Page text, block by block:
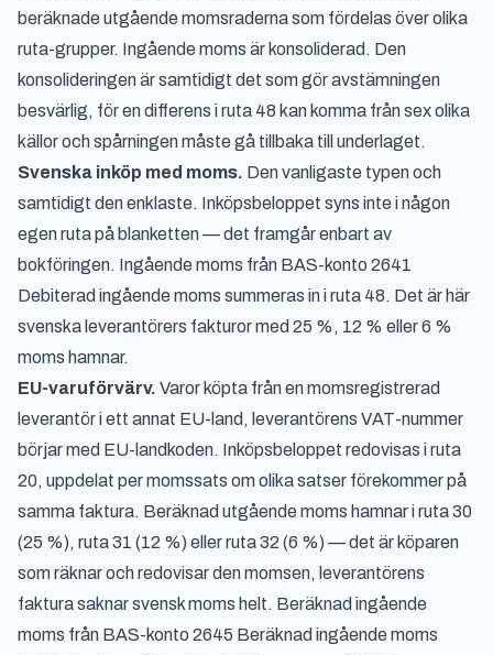
beräknade utgående momsraderna som fördelas över olika
ruta-grupper. Ingående moms är konsoliderad. Den
konsolideringen är samtidigt det som gör avstämningen
besvärlig, för en differens i ruta 48 kan komma från sex olika
källor och spårningen måste gå tillbaka till underlaget.
Svenska inköp med moms. Den vanligaste typen och
samtidigt den enklaste. Inköpsbeloppet syns inte i någon
egen ruta på blanketten — det framgår enbart av
bokföringen. Ingående moms från BAS-konto 2641
Debiterad ingående moms summeras in i ruta 48. Det är här
svenska leverantörers fakturor med 25 %, 12 % eller 6 %
moms hamnar.
EU-varuförvärv. Varor köpta från en momsregistrerad
leverantör i ett annat EU-land, leverantörens VAT-nummer
börjar med EU-landkoden. Inköpsbeloppet redovisas i ruta
20, uppdelat per momssats om olika satser förekommer på
samma faktura. Beräknad utgående moms hamnar i ruta 30
(25 %), ruta 31 (12 %) eller ruta 32 (6 %) — det är köparen
som räknar och redovisar den momsen, leverantörens
faktura saknar svensk moms helt. Beräknad ingående
moms från BAS-konto 2645 Beräknad ingående moms